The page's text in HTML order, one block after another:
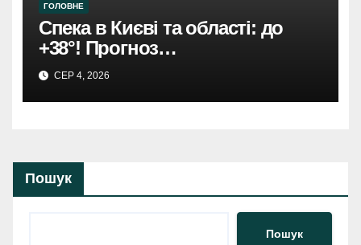
ГОЛОВНЕ
Спека в Києві та області: до
+38°! Прогноз
Укргідрометеоцентру.
СЕР 4, 2026
Пошук
Пошук